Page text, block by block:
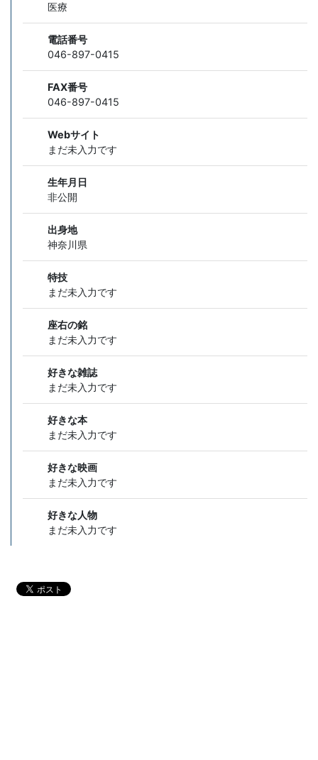
医療
電話番号
046-897-0415
FAX番号
046-897-0415
Webサイト
まだ未入力です
生年月日
非公開
出身地
神奈川県
特技
まだ未入力です
座右の銘
まだ未入力です
好きな雑誌
まだ未入力です
好きな本
まだ未入力です
好きな映画
まだ未入力です
好きな人物
まだ未入力です